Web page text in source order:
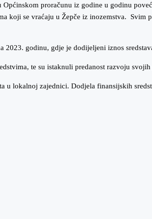
proračunu iz godine u godinu
se vraćaju u Žepče iz inozemstva. Svim
godinu, gdje je dodijeljeni iznos
te su istaknuli predanost razvoju
u lokalnoj zajednici. Dodjela finansijskih